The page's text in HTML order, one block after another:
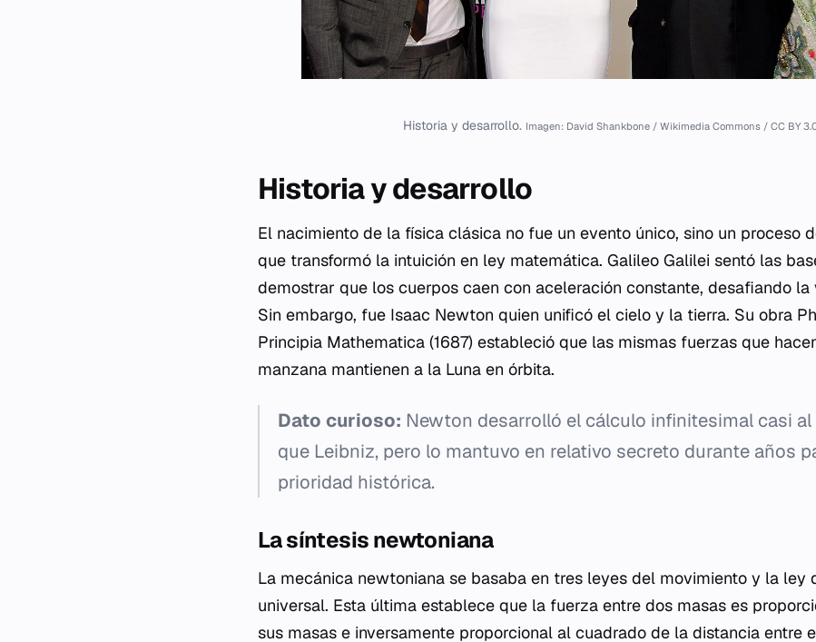
Historia y desarrollo. Imagen: David Shankbone / Wikimedia Commons / CC BY
Historia y desarrollo
El nacimiento de la física clásica no fue un evento único, sino un proceso
que transformó la intuición en ley matemática. Galileo Galilei sentó las
demostrar que los cuerpos caen con aceleración constante, desafiando la
Sin embargo, fue Isaac Newton quien unificó el cielo y la tierra. Su obra
Principia Mathematica (1687) estableció que las mismas fuerzas que
manzana mantienen a la Luna en órbita.
Dato curioso: Newton desarrolló el cálculo infinitesimal casi
que Leibniz, pero lo mantuvo en relativo secreto durante años
prioridad histórica.
La síntesis newtoniana
La mecánica newtoniana se basaba en tres leyes del movimiento y la ley
universal. Esta última establece que la fuerza entre dos masas es
sus masas e inversamente proporcional al cuadrado de la distancia entre